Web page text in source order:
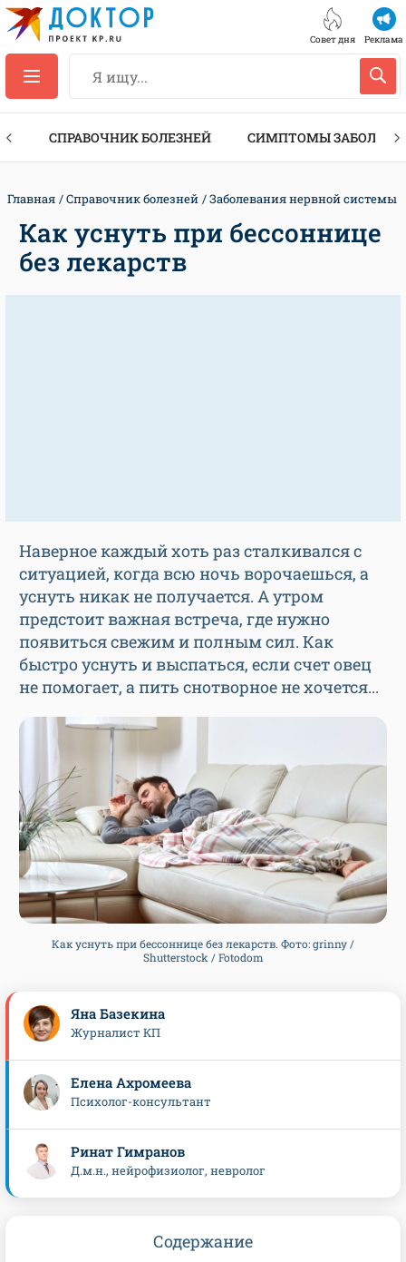
Совет дня Реклама
СПРАВОЧНИК БОЛЕЗНЕЙ СИМПТОМЫ
Главная Справочник болезней Заболевания нервной системы
Как уснуть при бессоннице
без лекарств
Наверное каждый хоть раз сталкивался с
ситуацией, когда всю ночь ворочаешься, а
уснуть никак не получается. А утром
предстоит важная встреча, где нужно
появиться свежим и полным сил. Как
быстро уснуть и выспаться, если счет овец
не помогает, а пить снотворное не хочется...
Как уснуть при бессоннице без лекарств. Фото: grinny /
Shutterstock / Fotodom
Яна Базекина
Журналист КП
Елена Ахромеева
Психолог-консультант
Ринат Гимранов
Д.м.н., нейрофизиолог, невролог
Содержание